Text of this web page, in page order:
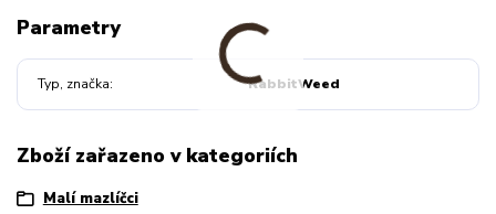
Parametry
Typ, značka RabbitWeed
Zboží zařazeno v kategoriích
Malí mazlíčci